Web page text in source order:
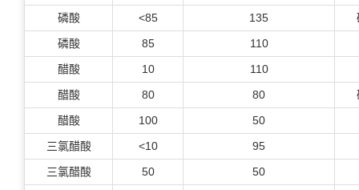
磷酸 <85 135
磷酸
85
110
醋酸
10
110
醋酸
80 80
醋酸
100
50
三氯醋酸
<10
95
三氯醋酸
50
50